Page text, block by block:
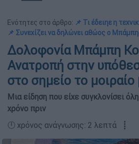
Ενότητες στο άρθρο: 📌 Τι έδειηε η
📌 Συνεχίζει να δηλώνει αθώος ο
Δολοφονία Μπάμπη
Ανατροπή στην
στο σημείο το
Μια είδηση που είχε συγκλονίσει
χρόνο πριν
🕛 χρόνος ανάγνωσης: 2 λεπτά ┋